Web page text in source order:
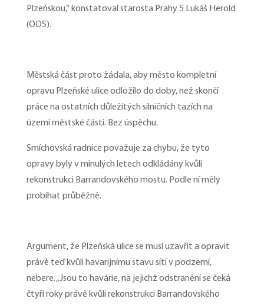
Plzeňskou,“ konstatoval starosta Prahy 5 Lukáš Herold
(ODS).
Městská část proto žádala, aby město kompletní
opravu Plzeňské ulice odložilo do doby, než skončí
práce na ostatních důležitých silničních tazích na
území městské části. Bez úspěchu.
Smíchovská radnice považuje za chybu, že tyto
opravy byly v minulých letech odkládány kvůli
rekonstrukci Barrandovského mostu. Podle ní měly
probíhat průběžně.
Argument, že Plzeňská ulice se musí uzavřít a opravit
právě teď kvůli havarijnímu stavu sítí v podzemí,
nebere. „Jsou to havárie, na jejichž odstranění se čeká
čtyři roky právě kvůli rekonstrukci Barrandovského